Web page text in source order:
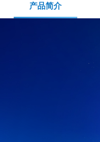
产品简介(active tab)